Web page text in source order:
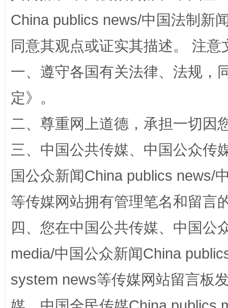
站台名比不上好声名
China publics news/中国法制新
同意其观点或证实其描述。 注
一、遵守各国有关法律、法规，
定》。
二、尊重网上道德，承担一切因
三、中国公共传媒、中国公众传
国公众新闻China publics news/
等传媒网站拥有管理笔名和留言
四、您在中国公共传媒、中国公
media/中国公众新闻China
system news等传媒网站留言板